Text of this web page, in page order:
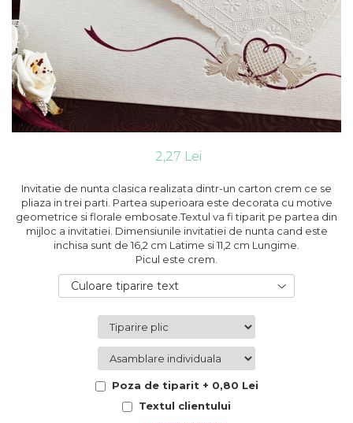
Pungi si cutii prajituri
Sticle si borcane
Cutii flori de hartie
Cutii flori de sapun
Cutii flori mixte
Cutii LUX
Aranjamente tematice
2025 Craciun
1 Martie
2023 Crăciun
8 Martie
Paste
Valentine's Day
Buchete extravagante
HOME & OFFICE Deco
2,27 Lei
Invitatie de nunta clasica realizata dintr-un carton crem ce se
pliaza in trei parti. Partea superioara este decorata cu motive
geometrice si florale embosate.Textul va fi tiparit pe partea din
mijloc a invitatiei. Dimensiunile invitatiei de nunta cand este
inchisa sunt de 16,2 cm Latime si 11,2 cm Lungime.
Picul este crem.
Culoare tiparire text
Poza de tiparit + 0,80 Lei
Textul clientului